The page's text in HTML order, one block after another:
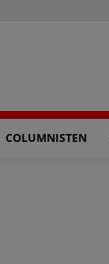
COLUMNISTEN